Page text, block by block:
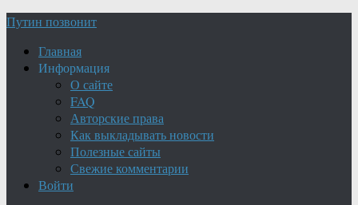
Путин позвонит
Главная
Информация
О сайте
FAQ
Авторские права
Как выкладывать новости
Полезные сайты
Свежие комментарии
Войти